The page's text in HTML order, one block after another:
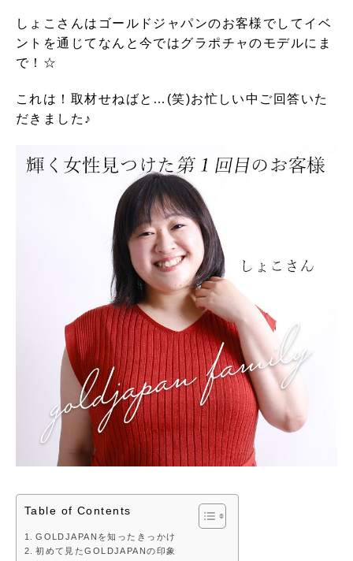
しょこさんはゴールドジャパンのお客様でしてイベ
ントを通じてなんと今ではグラポチャのモデルにま
で！☆
これは！取材せねばと…(笑)お忙しい中ご回答いた
だきました♪
Table of Contents
GOLDJAPANを知ったきっかけ
初めて見たGOLDJAPANの印象